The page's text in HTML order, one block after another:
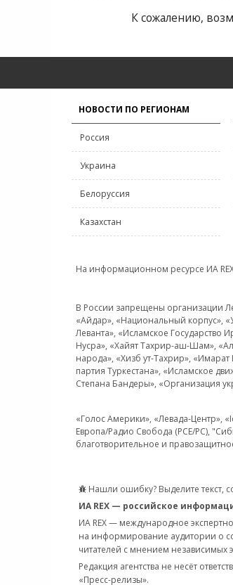
К сожалению,
НОВОСТИ ПО РЕГИОНАМ
Россия
Украина
Белоруссия
Казахстан
На информационном ресурсе ИА
В России запрещены организации
«Айдар», «Национальный корпус»,
Леванта», «Исламское
Нусра», «Хайят Тахрир-аш-Шам»,
народа», «Хизб ут-Тахрир»,
партия Туркестана», «Исламское
Степана Бандеры», «Организация
«Голос Америки», «Левада-Центр»,
Европа/Радио Свобода (PCE/PC),
благотворительное и
Нашли ошибку? Выделите
ИА REX — российское
ИА REX — международное
на информирование аудитории о
читателей с мнением независимых
Редакция агентства не несёт
«Пресс-релизы».